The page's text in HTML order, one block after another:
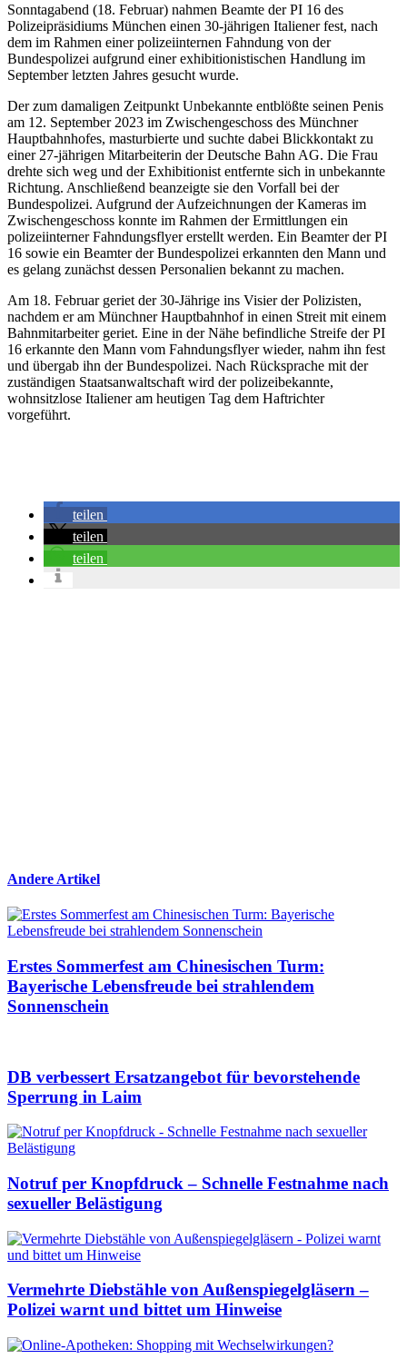
Sonntagabend (18. Februar) nahmen Beamte der PI 16 des
Polizeipräsidiums München einen 30-jährigen Italiener fest, nach
dem im Rahmen einer polizeiinternen Fahndung von der
Bundespolizei aufgrund einer exhibitionistischen Handlung im
September letzten Jahres gesucht wurde.
Der zum damaligen Zeitpunkt Unbekannte entblößte seinen Penis
am 12. September 2023 im Zwischengeschoss des Münchner
Hauptbahnhofes, masturbierte und suchte dabei Blickkontakt zu
einer 27-jährigen Mitarbeiterin der Deutsche Bahn AG. Die Frau
drehte sich weg und der Exhibitionist entfernte sich in unbekannte
Richtung. Anschließend beanzeigte sie den Vorfall bei der
Bundespolizei. Aufgrund der Aufzeichnungen der Kameras im
Zwischengeschoss konnte im Rahmen der Ermittlungen ein
polizeiinterner Fahndungsflyer erstellt werden. Ein Beamter der PI
16 sowie ein Beamter der Bundespolizei erkannten den Mann und
es gelang zunächst dessen Personalien bekannt zu machen.
Am 18. Februar geriet der 30-Jährige ins Visier der Polizisten,
nachdem er am Münchner Hauptbahnhof in einen Streit mit einem
Bahnmitarbeiter geriet. Eine in der Nähe befindliche Streife der PI
16 erkannte den Mann vom Fahndungsflyer wieder, nahm ihn fest
und übergab ihn der Bundespolizei. Nach Rücksprache mit der
zuständigen Staatsanwaltschaft wird der polizeibekannte,
wohnsitzlose Italiener am heutigen Tag dem Haftrichter
vorgeführt.
teilen
teilen
teilen
Andere Artikel
Erstes Sommerfest am Chinesischen Turm:
Bayerische Lebensfreude bei strahlendem
Sonnenschein
DB verbessert Ersatzangebot für bevorstehende
Sperrung in Laim
Notruf per Knopfdruck – Schnelle Festnahme nach
sexueller Belästigung
Vermehrte Diebstähle von Außenspiegelgläsern –
Polizei warnt und bittet um Hinweise